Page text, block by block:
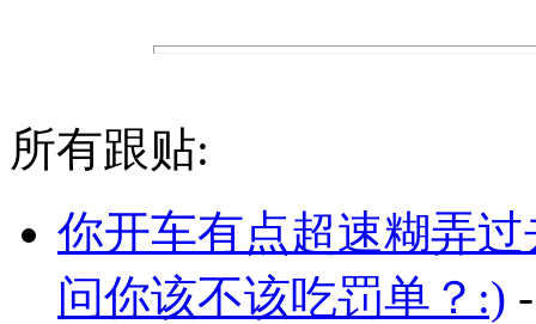
所有跟贴:
你开车有点超速糊弄
问你该不该吃罚单？:)